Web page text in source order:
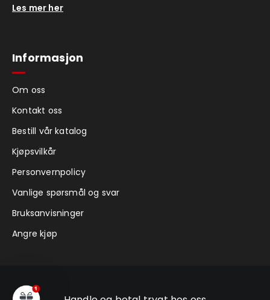
Les mer her
Informasjon
Om oss
Kontakt oss
Bestill vår katalog
Kjøpsvilkår
Personvernpolicy
Vanlige spørsmål og svar
Bruksanvisninger
Angre kjøp